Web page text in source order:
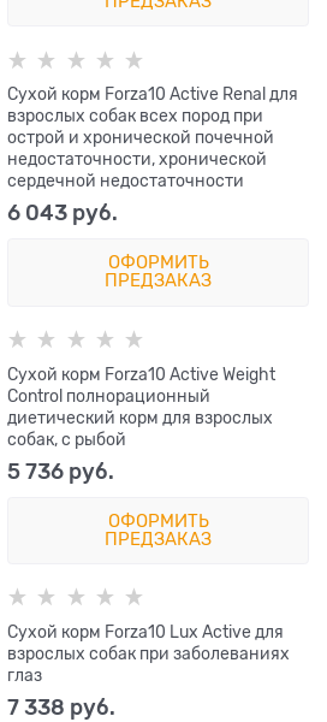
Сухой корм Forza10 Active Renal для
взрослых собак всех пород при
острой и хронической почечной
недостаточности, хронической
сердечной недостаточности
6 043 руб.
ОФОРМИТЬ
ПРЕДЗАКАЗ
Сухой корм Forza10 Active Weight
Control полнорационный
диетический корм для взрослых
собак, с рыбой
5 736 руб.
ОФОРМИТЬ
ПРЕДЗАКАЗ
Сухой корм Forza10 Lux Active для
взрослых собак при заболеваниях
глаз
7 338 руб.